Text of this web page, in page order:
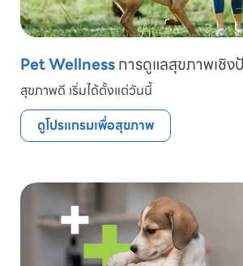
Pet Wellnessการดูแลสุขภาพเชิง
สุขภาพดี เริ่มได้ตั้งแต่วันนี้
ดูโปรแกรมเพื่อสุขภาพ